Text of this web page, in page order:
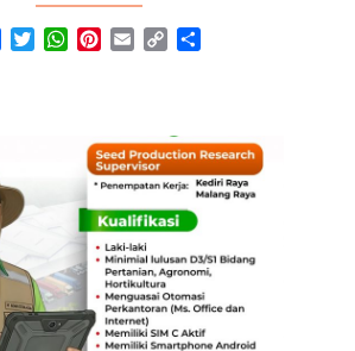
Facebook
TwitterWhatsApp
Pinterest
Email Copy